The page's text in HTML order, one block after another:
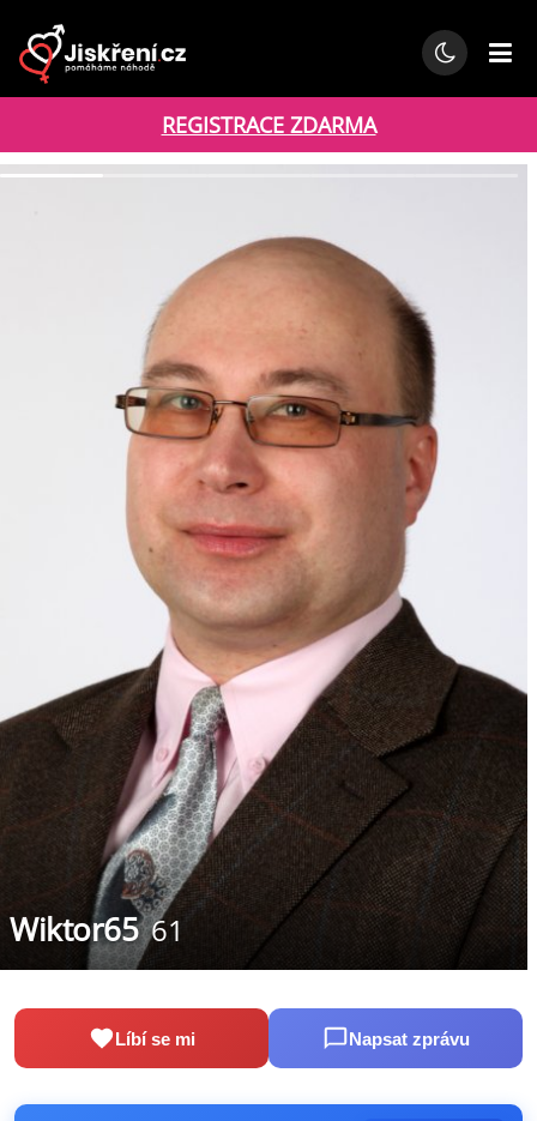
REGISTRACE ZDARMA
Wiktor65 61
Líbí se mi Napsat zprávu